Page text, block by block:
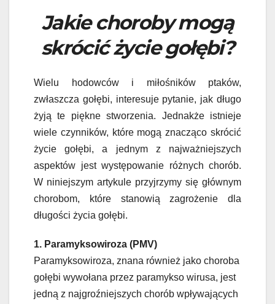
Jakie choroby mogą
skrócić życie gołębi?
Wielu hodowców i miłośników ptaków,
zwłaszcza gołębi, interesuje pytanie, jak długo
żyją te piękne stworzenia. Jednakże istnieje
wiele czynników, które mogą znacząco skrócić
życie gołębi, a jednym z najważniejszych
aspektów jest występowanie różnych chorób.
W niniejszym artykule przyjrzymy się głównym
chorobom, które stanowią zagrożenie dla
długości życia gołębi.
1. Paramyksowiroza (PMV)
Paramyksowiroza, znana również jako choroba
gołębi wywołana przez paramykso wirusa, jest
jedną z najgroźniejszych chorób wpływających